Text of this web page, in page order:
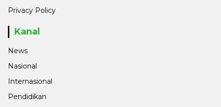
Privacy Policy
Kanal
News
Nasional
Internasional
Pendidikan